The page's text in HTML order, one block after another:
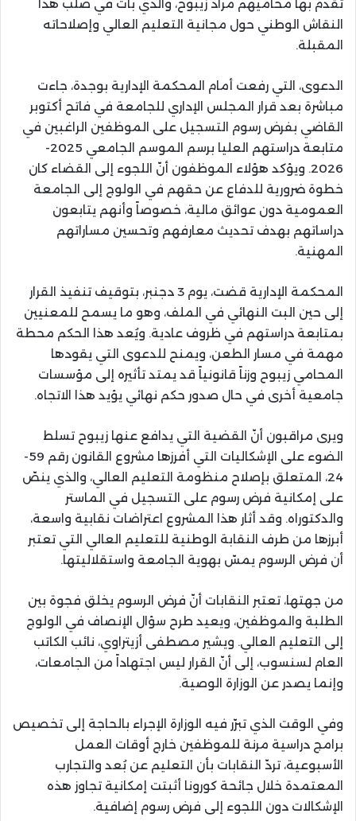
تقدم بها محاميهم مراد زيبوح، والذي بات في صلب هذا
النقاش الوطني حول مجانية التعليم العالي وإصلاحاته
المقبلة.
الدعوى، التي رفعت أمام المحكمة الإدارية بوجدة، جاءت
مباشرة بعد قرار المجلس الإداري للجامعة في فاتح أكتوبر
القاضي بفرض رسوم التسجيل على الموظفين الراغبين في
متابعة دراستهم العليا برسم الموسم الجامعي 2025-
2026. ويؤكد هؤلاء الموظفون أنّ اللجوء إلى القضاء كان
خطوة ضرورية للدفاع عن حقهم في الولوج إلى الجامعة
العمومية دون عوائق مالية، خصوصاً وأنهم يتابعون
دراساتهم بهدف تحديث معارفهم وتحسين مساراتهم
المهنية.
المحكمة الإدارية قضت، يوم 3 دجنبر، بتوقيف تنفيذ القرار
إلى حين البت النهائي في الملف، وهو ما يسمح للمعنيين
بمتابعة دراستهم في ظروف عادية. ويُعد هذا الحكم محطة
مهمة في مسار الطعن، ويمنح للدعوى التي يقودها
المحامي زيبوح وزناً قانونياً قد يمتد تأثيره إلى مؤسسات
جامعية أخرى في حال صدور حكم نهائي يؤيد هذا الاتجاه.
ويرى مراقبون أنّ القضية التي يدافع عنها زيبوح تسلط
الضوء على الإشكاليات التي أفرزها مشروع القانون رقم 59-
24، المتعلق بإصلاح منظومة التعليم العالي، والذي ينصّ
على إمكانية فرض رسوم على التسجيل في الماستر
والدكتوراه. وقد أثار هذا المشروع اعتراضات نقابية واسعة،
أبرزها من طرف النقابة الوطنية للتعليم العالي التي تعتبر
أن فرض الرسوم يمسّ بهوية الجامعة واستقلاليتها.
من جهتها، تعتبر النقابات أنّ فرض الرسوم يخلق فجوة بين
الطلبة والموظفين، ويعيد طرح سؤال الإنصاف في الولوج
إلى التعليم العالي. ويشير مصطفى أزيتراوي، نائب الكاتب
العام لسنسوب، إلى أنّ القرار ليس اجتهاداً من الجامعات،
وإنما يصدر عن الوزارة الوصية.
وفي الوقت الذي تبرّر فيه الوزارة الإجراء بالحاجة إلى تخصيص
برامج دراسية مرنة للموظفين خارج أوقات العمل
الأسبوعية، تردّ النقابات بأن التعليم عن بُعد والتجارب
المعتمدة خلال جائحة كورونا أثبتت إمكانية تجاوز هذه
الإشكالات دون اللجوء إلى فرض رسوم إضافية.